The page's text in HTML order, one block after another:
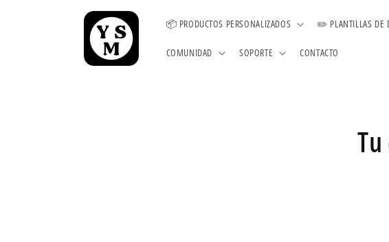
📦 PRODUCTOS PERSONALIZADOS ✏️ PLANTILLAS DE
COMUNIDAD SOPORTE CONTACTO